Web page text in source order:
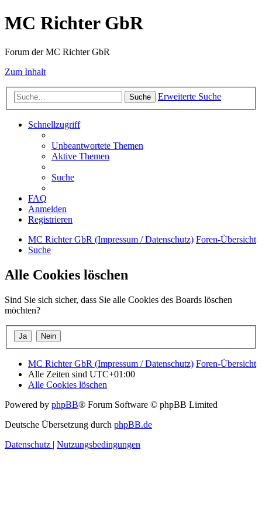
MC Richter GbR
Forum der MC Richter GbR
Zum Inhalt
Suche Erweiterte Suche
Schnellzugriff
Unbeantwortete Themen
Aktive Themen
Suche
FAQ
Anmelden
Registrieren
MC Richter GbR (Impressum / Datenschutz) Foren-Übersicht
Suche
Alle Cookies löschen
Sind Sie sich sicher, dass Sie alle Cookies des Boards löschen
möchten?
MC Richter GbR (Impressum / Datenschutz) Foren-Übersicht
Alle Zeiten sind UTC+01:00
Alle Cookies löschen
Powered by phpBB® Forum Software © phpBB Limited
Deutsche Übersetzung durch phpBB.de
Datenschutz | Nutzungsbedingungen